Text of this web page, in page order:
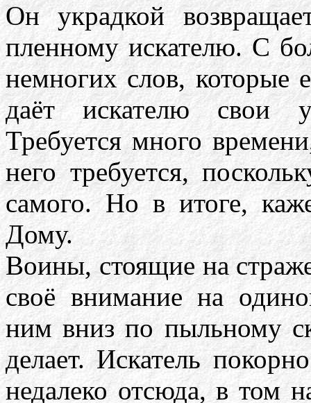
Он украдкой
пленному искателю. С
немногих слов, которые
даёт искателю свои
Требуется много
него требуется,
самого. Но в итоге,
Дому.
Воины, стоящие на
своё внимание на
ним вниз по пыльному
делает. Искатель
недалеко отсюда, в том